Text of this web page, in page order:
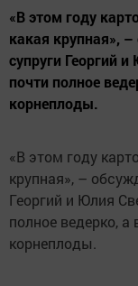
«В этом году
какая крупная»,
супруги Георгий
почти полное
корнеплоды.
«В этом году
крупная», –
Георгий и Юлия
полное ведерко,
корнеплоды.